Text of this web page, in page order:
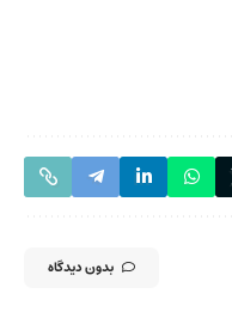
بدون دیدگاه